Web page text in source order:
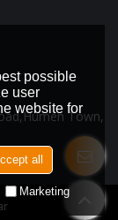
Town,
possible
user
website for
all
Marketing